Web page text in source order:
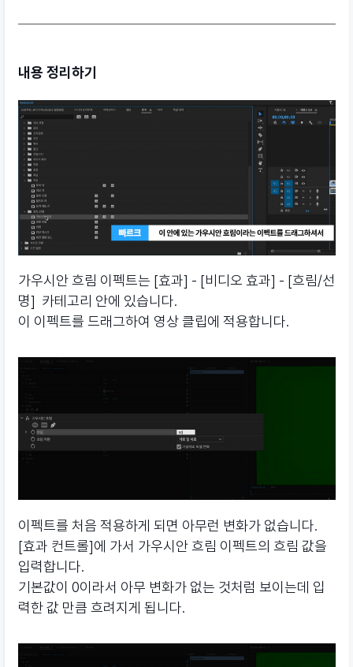
내용 정리하기
가우시안 흐림 이펙트는 [효과] - [비디오 효과] - [흐림/선
명] 카테고리 안에 있습니다.
이 이펙트를 드래그하여 영상 클립에 적용합니다.
이펙트를 처음 적용하게 되면 아무런 변화가 없습니다.
[효과 컨트롤]에 가서 가우시안 흐림 이펙트의 흐림 값을
입력합니다.
기본값이 0이라서 아무 변화가 없는 것처럼 보이는데 입
력한 값 만큼 흐려지게 됩니다.